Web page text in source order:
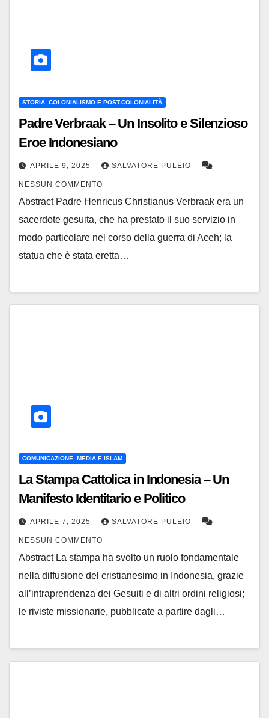
STORIA, COLONIALISMO E POST-COLONIALITÀ
Padre Verbraak – Un Insolito e Silenzioso
Eroe Indonesiano
APRILE 9, 2025 SALVATORE PULEIO
NESSUN COMMENTO
Abstract Padre Henricus Christianus Verbraak era un
sacerdote gesuita, che ha prestato il suo servizio in
modo particolare nel corso della guerra di Aceh; la
statua che è stata eretta…
COMUNICAZIONE, MEDIA E ISLAM
La Stampa Cattolica in Indonesia – Un
Manifesto Identitario e Politico
APRILE 7, 2025 SALVATORE PULEIO
NESSUN COMMENTO
Abstract La stampa ha svolto un ruolo fondamentale
nella diffusione del cristianesimo in Indonesia, grazie
all’intraprendenza dei Gesuiti e di altri ordini religiosi;
le riviste missionarie, pubblicate a partire dagli…